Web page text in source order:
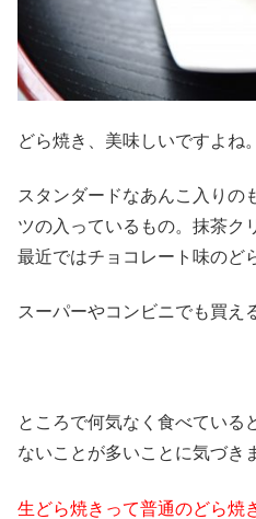
どら焼き、美味しいですよね。
スタンダードなあんこ入りの
ツの入っているもの。抹茶ク
最近ではチョコレート味のど
スーパーやコンビニでも買え
ところで何気なく食べている
ないことが多いことに気づき
生どら焼きって普通のどら焼